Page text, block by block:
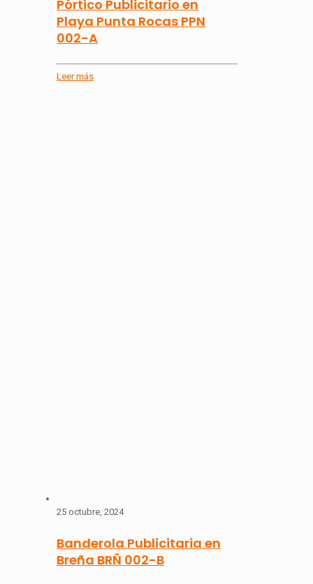
Pórtico Publicitario en
Playa Punta Rocas PPN
002-A
Leer más
25 octubre, 2024
Banderola Publicitaria en
Breña BRÑ 002-B